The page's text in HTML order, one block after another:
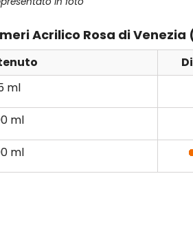
Acrilico Rosa di Venezia
ml
ml
ml